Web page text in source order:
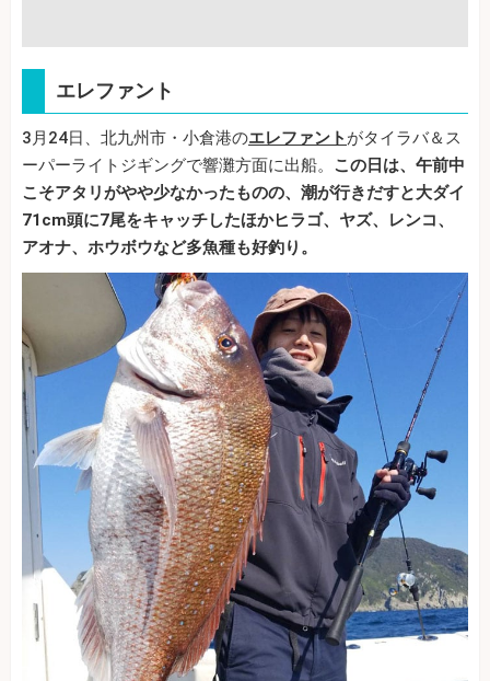
エレファント
3月24日、北九州市・小倉港のエレファント がタイラバ＆ス
ーパーライトジギングで響灘方面に出船。 この日は、午前中
こそアタリがやや少なかったものの、潮が行きだすと大ダイ
71cm頭に7尾をキャッチしたほかヒラゴ、ヤズ、レンコ、
アオナ、ホウボウなど多魚種も好釣り。